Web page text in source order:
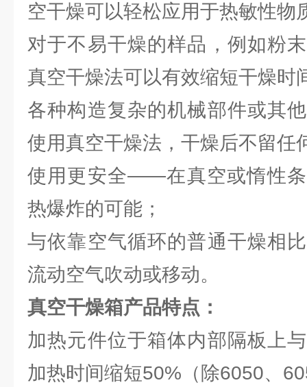
空干燥可以轻松应用于热敏性物
对于不易干燥的样品，例如粉
真空干燥法可以有效缩短干燥时
各种构造复杂的机械部件或其
使用真空干燥法，干燥后不留任
使用更安全――在真空或惰性
热爆炸的可能；
与依靠空气循环的普通干燥相
流动空气吹动或移动。
真空干燥箱产品特点：
加热元件位于箱体内部隔板上
加热时间缩短50%（除6050、